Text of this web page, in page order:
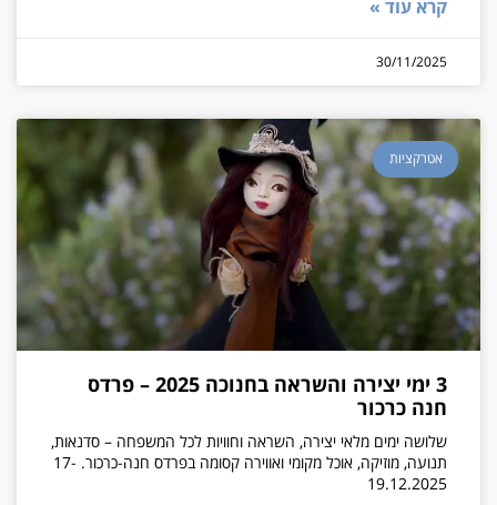
קרא עוד »
30/11/2025
אטרקציות
3 ימי יצירה והשראה בחנוכה 2025 – פרדס
חנה כרכור
שלושה ימים מלאי יצירה, השראה וחוויות לכל המשפחה – סדנאות,
תנועה, מוזיקה, אוכל מקומי ואווירה קסומה בפרדס חנה-כרכור. 17-
19.12.2025